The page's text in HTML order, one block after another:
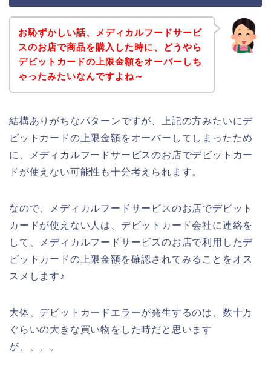
お恥ずかしい話、メディカルフードサービ
スのお店で商品を購入した時に、どうやら
デビットカードの上限金額をオーバーしち
ゃったみたいなんですよね～
結構ありがちなパターンですが、上記の方みたいにデ
ビットカードの上限金額をオーバーしてしまったため
に、メディカルフードサービスのお店でデビットカー
ドが使えない可能性も十分考えられます。
なので、メディカルフードサービスのお店でデビット
カードが使えない人は、デビットカード会社に連絡を
して、メディカルフードサービスのお店で利用したデ
ビットカードの上限金額を確認されてみることをオス
スメします♪
大体、デビットカードエラーが発生するのは、数十万
ぐらいの大きな買い物をした時だと思います
が、、、。